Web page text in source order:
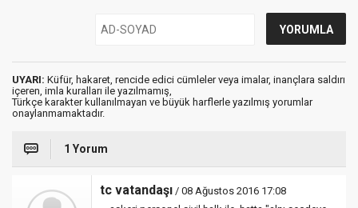
UYARI: Küfür, hakaret, rencide edici cümleler veya imalar, inançlara saldırı
içeren, imla kuralları ile yazılmamış,
Türkçe karakter kullanılmayan ve büyük harflerle yazılmış yorumlar
onaylanmamaktadır.
1 Yorum
tc vatandaşı / 08 Ağustos 2016 17:08